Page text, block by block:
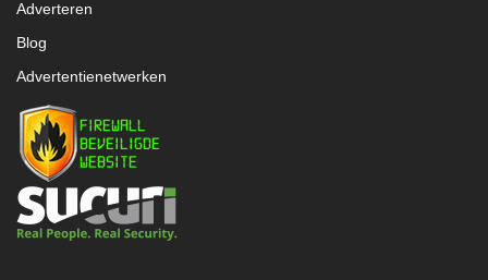
Adverteren
Blog
Advertentienetwerken